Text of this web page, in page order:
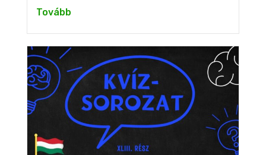
Tovább